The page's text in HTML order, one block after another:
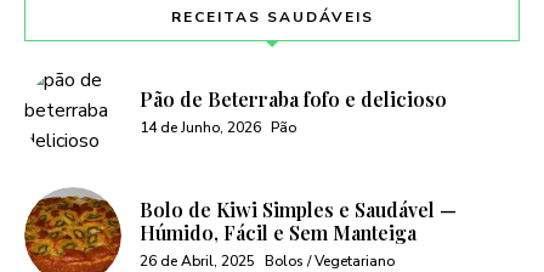
RECEITAS SAUDÁVEIS
Pão de Beterraba fofo e delicioso
14 de Junho, 2026 Pão
Bolo de Kiwi Simples e Saudável —
Húmido, Fácil e Sem Manteiga
26 de Abril, 2025 Bolos / Vegetariano